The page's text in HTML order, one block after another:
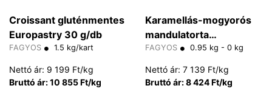
Croissant gluténmentes
Europastry 30 g/db
FAGYOS 1.5 kg/kart
Nettó ár: 9 199 Ft/kg
Bruttó ár: 10 855 Ft/kg
Karamellás-mogyorós
mandulatorta
gluténmentes 80 g/db
FAGYOS 0.95 kg - 0 kg
Nettó ár: 7 139 Ft/kg
Bruttó ár: 8 424 Ft/kg